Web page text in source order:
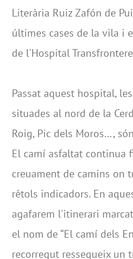
Literària Ruiz Zafón de
últimes cases de la vila i
de l'Hospital
Passat aquest hospital,
situades al nord de la
Roig, Pic dels Moros…,
El camí asfaltat continua
creuament de camins on
rètols indicadors. En
agafarem l'itinerari
el nom de “El camí dels
recorregut ressegueix un